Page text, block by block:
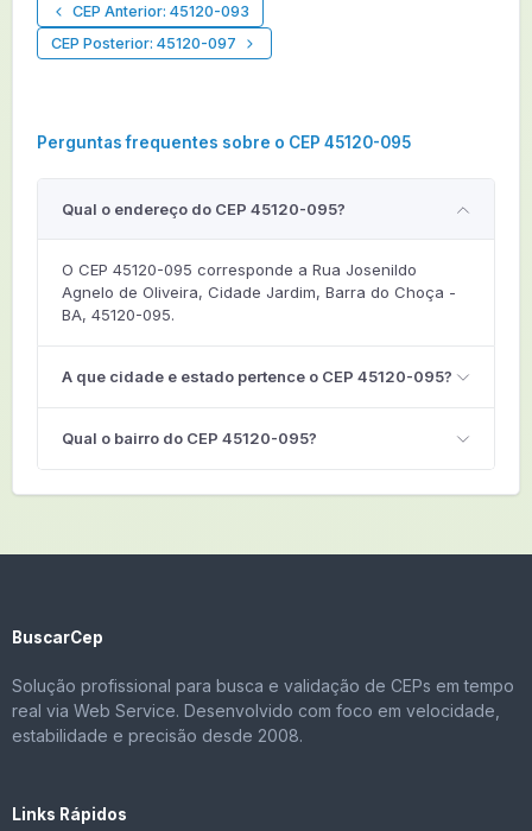
CEP Anterior: 45120-093
CEP Posterior: 45120-097
Perguntas frequentes sobre o CEP 45120-095
Qual o endereço do CEP 45120-095?
O CEP 45120-095 corresponde a Rua Josenildo
Agnelo de Oliveira, Cidade Jardim, Barra do Choça -
BA, 45120-095.
A que cidade e estado pertence o CEP 45120-095?
Qual o bairro do CEP 45120-095?
BuscarCep
Solução profissional para busca e validação de CEPs em tempo
real via Web Service. Desenvolvido com foco em velocidade,
estabilidade e precisão desde 2008.
Links Rápidos